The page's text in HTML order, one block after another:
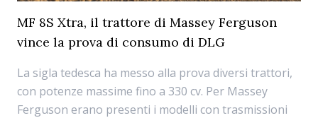
MF 8S Xtra, il trattore di Massey Ferguson
vince la prova di consumo di DLG
La sigla tedesca ha messo alla prova diversi trattori,
con potenze massime fino a 330 cv. Per Massey
Ferguson erano presenti i modelli con trasmissioni